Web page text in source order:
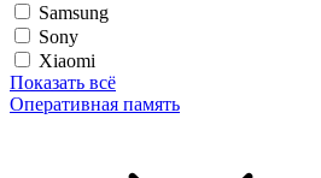
Samsung
Sony
Xiaomi
Показать всё
Оперативная память